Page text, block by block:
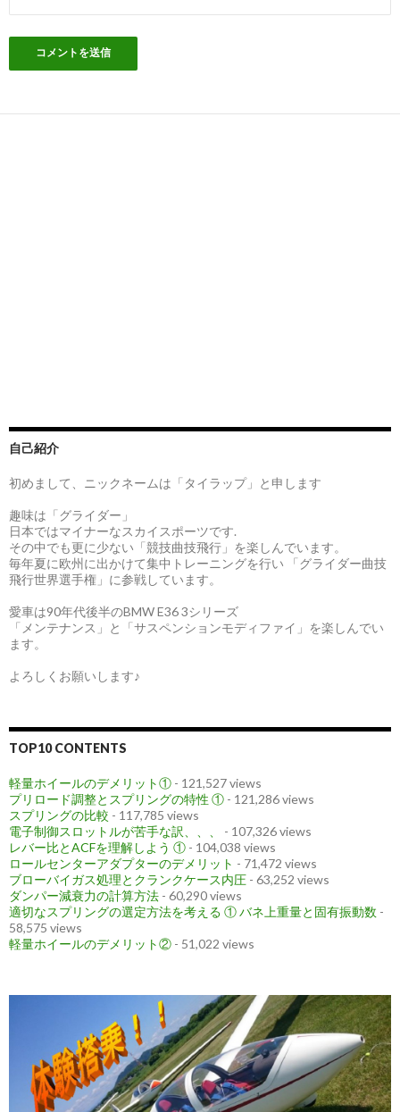
自己紹介
初めまして、ニックネームは「タイラップ」と申します
趣味は「グライダー」
日本ではマイナーなスカイスポーツです.
その中でも更に少ない「競技曲技飛行」を楽しんでいます。
毎年夏に欧州に出かけて集中トレーニングを行い 「グライダー曲技
飛行世界選手権」に参戦しています。
愛車は90年代後半のBMW E36 3シリーズ
「メンテナンス」と「サスペンションモディファイ」を楽しんでい
ます。
よろしくお願いします♪
TOP10 CONTENTS
軽量ホイールのデメリット① - 121,527 views
プリロード調整とスプリングの特性 ① - 121,286 views
スプリングの比較 - 117,785 views
電子制御スロットルが苦手な訳、、、
- 107,326 views
レバー比とACFを理解しよう ① - 104,038 views
ロールセンターアダプターのデメリット - 71,472 views
ブローバイガス処理とクランクケース内圧 - 63,252 views
ダンパー減衰力の計算方法 - 60,290 views
適切なスプリングの選定方法を考える ① バネ上重量と固有振動数 -
58,575 views
軽量ホイールのデメリット② - 51,022 views